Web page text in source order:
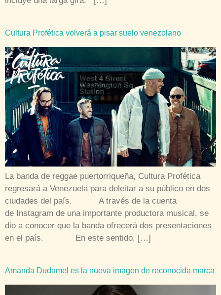
Cultura Profética volverá a pisar suelo venezolano
La banda de reggae puertorriqueña, Cultura Profética
regresará a Venezuela para deleitar a su público en dos
ciudades del país. A través de la cuenta
de Instagram de una importante productora musical, se
dio a conocer que la banda ofrecerá dos presentaciones
en el país. En este sentido, […]
Amanda Dudamel es la nueva imagen de reconocida marca